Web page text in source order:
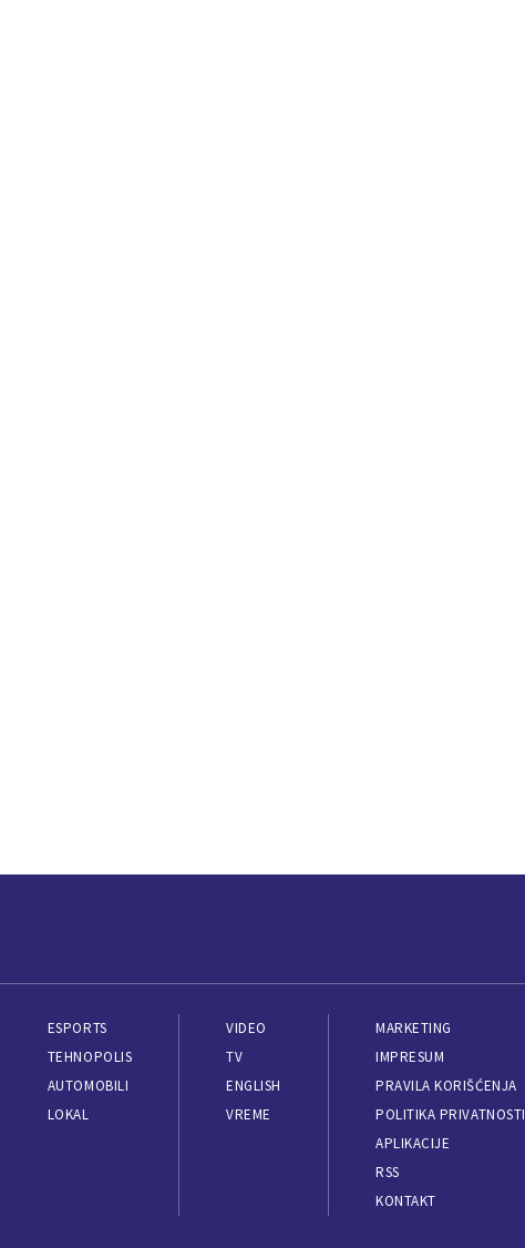
ESPORTS
TEHNOPOLIS
AUTOMOBILI
LOKAL
VIDEO
TV
ENGLISH
VREME
MARKETING
IMPRESUM
PRAVILA KORIŠĆENJA
POLITIKA PRIVATNOSTI
APLIKACIJE
RSS
KONTAKT